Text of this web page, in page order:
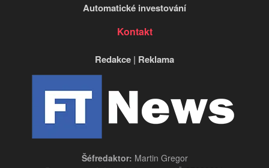
Automatické investování
Kontakt
Redakce | Reklama
Šéfredaktor: Martin Gregor